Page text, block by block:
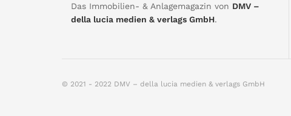
Das Immobilien- & Anlagemagazin von DMV –
della lucia medien & verlags GmbH.
© 2021 - 2022 DMV – della lucia medien & verlags GmbH